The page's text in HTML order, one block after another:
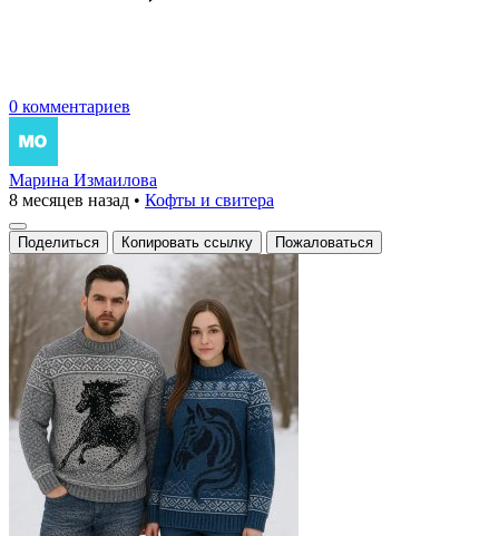
0 комментариев
Марина Измаилова
8 месяцев назад • Кофты и свитера
Поделиться Копировать ссылку Пожаловаться